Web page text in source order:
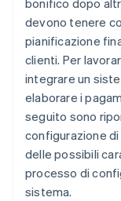
bonifico dopo
devono tenere
pianificazione
clienti. Per
integrare un
elaborare i
seguito sono
configurazione
delle possibili
processo di
sistema.